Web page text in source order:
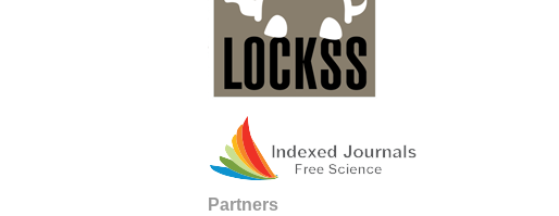
Partners